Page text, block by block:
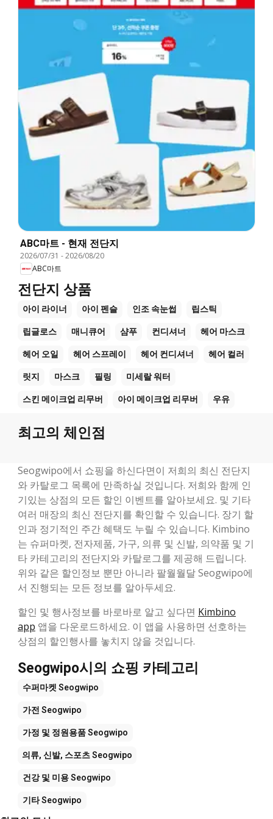
ABC마트 - 현재 전단지
2026/07/31 -2026/08/20
ABC마트
전단지 상품
아이 라이너 아이 펜슬 인조 속눈썹 립스틱
립글로스 매니큐어 샴푸 컨디셔너 헤어 마스크
헤어 오일 헤어 스프레이 헤어 컨디셔너 헤어 컬러
릿지 마스크 필링 미세랄 워터
스킨 메이크업 리무버 아이 메이크업 리무버 우유
최고의 체인점
Seogwipo에서 쇼핑을 하신다면이 저희의 최신 전단지
와 카탈로그 목록에 만족하실 것입니다. 저희와 함께 인
기있는 상점의 모든 할인 이벤트를 알아보세요. 및 기타
여러 매장의 최신 전단지를 확인할 수 있습니다. 장기 할
인과 정기적인 주간 혜택도 누릴 수 있습니다. Kimbino
는 슈퍼마켓, 전자제품, 가구, 의류 및 신발, 의약품 및 기
타 카테고리의 전단지와 카탈로그를 제공해 드립니다.
위와 같은 할인정보 뿐만 아니라 팔월월달 Seogwipo에
서 진행되는 모든 정보를 알아두세요.
할인 및 행사정보를 바로바로 알고 싶다면 Kimbino
app 앱을 다운로드하세요. 이 앱을 사용하면 선호하는
상점의 할인행사를 놓치지 않을 것입니다.
Seogwipo시의 쇼핑 카테고리
수퍼마켓 Seogwipo
가전 Seogwipo
가정 및 정원용품Seogwipo
의류, 신발, 스포츠Seogwipo
건강 및 미용Seogwipo
기타Seogwipo